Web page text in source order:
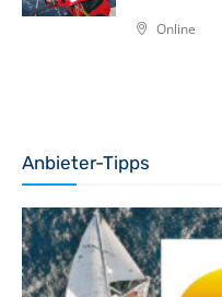
Online
Anbieter-Tipps